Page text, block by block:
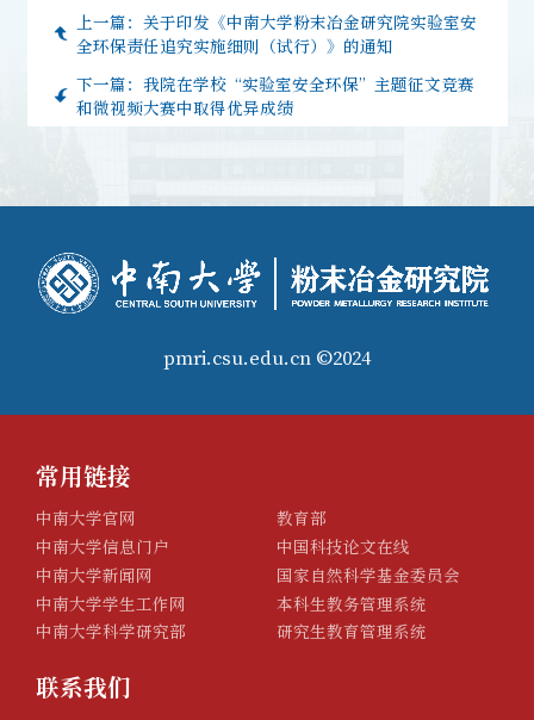
上一篇： 关于印发《中南大学粉末冶金研究院实验室安
全环保责任追究实施细则（试行）》的通知
下一篇： 我院在学校“实验室安全环保”主题征文竞赛
和微视频大赛中取得优异成绩
pmri.csu.edu.cn ©2024
常用链接
中南大学官网
中南大学信息门户
中南大学新闻网
中南大学学生工作网
中南大学科学研究部
教育部
中国科技论文在线
国家自然科学基金委员会
本科生教务管理系统
研究生教育管理系统
联系我们